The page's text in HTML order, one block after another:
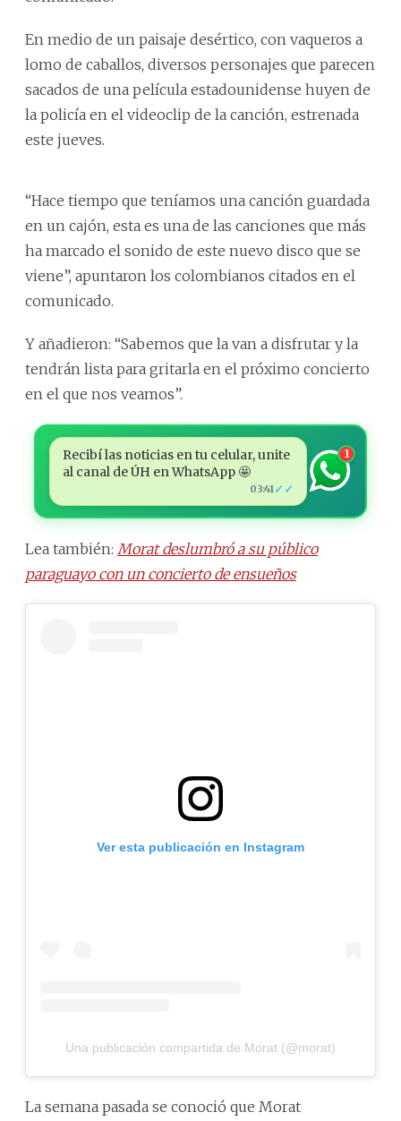
En medio de un paisaje desértico, con vaqueros a
lomo de caballos, diversos personajes que parecen
sacados de una película estadounidense huyen de
la policía en el videoclip de la canción, estrenada
este jueves.
“Hace tiempo que teníamos una canción guardada
en un cajón, esta es una de las canciones que más
ha marcado el sonido de este nuevo disco que se
viene”, apuntaron los colombianos citados en el
comunicado.
Y añadieron: “Sabemos que la van a disfrutar y la
tendrán lista para gritarla en el próximo concierto
en el que nos veamos”.
Recibí las noticias en tu celular, unite
al canal de ÚH en WhatsApp 🤩
03:41 ✓✓
1
Lea también: Morat deslumbró a su público
paraguayo con un concierto de ensueños
Ver esta publicación en Instagram
Una publicación compartida de Morat (@morat)
La semana pasada se conoció que Morat